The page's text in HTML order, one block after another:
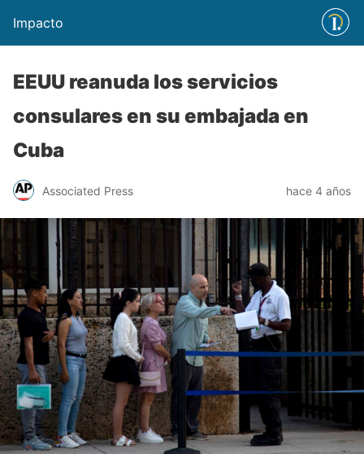
Impacto
EEUU reanuda los servicios
consulares en su embajada en
Cuba
Associated Press hace 4 años